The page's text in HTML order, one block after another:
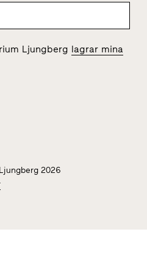
Ljungberg lagrar mina
2026